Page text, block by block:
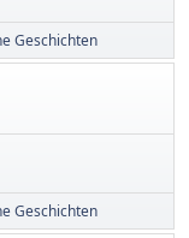
Geschichten
Geschichten